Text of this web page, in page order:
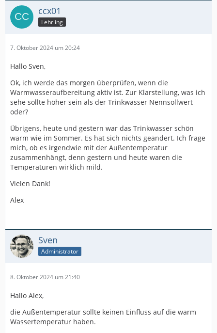
ccx01
Lehrling
7. Oktober 2024 um 20:24
Hallo Sven,
Ok, ich werde das morgen überprüfen, wenn die
Warmwasseraufbereitung aktiv ist. Zur Klarstellung, was ich
sehe sollte höher sein als der Trinkwasser Nennsollwert
oder?
Übrigens, heute und gestern war das Trinkwasser schön
warm wie im Sommer. Es hat sich nichts geändert. Ich frage
mich, ob es irgendwie mit der Außentemperatur
zusammenhängt, denn gestern und heute waren die
Temperaturen wirklich mild.
Vielen Dank!
Alex
Sven
Administrator
8. Oktober 2024 um 21:40
Hallo Alex,
die Außentemperatur sollte keinen Einfluss auf die warm
Wassertemperatur haben.